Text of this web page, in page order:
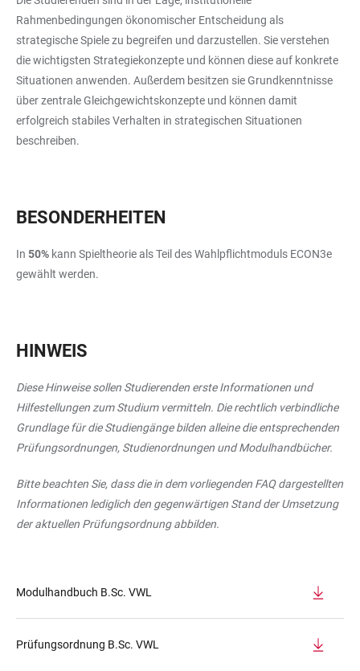
Rahmenbedingungen ökonomischer Entscheidung als
strategische Spiele zu begreifen und darzustellen. Sie verstehen
die wichtigsten Strategiekonzepte und können diese auf konkrete
Situationen anwenden. Außerdem besitzen sie Grundkenntnisse
über zentrale Gleichgewichtskonzepte und können damit
erfolgreich stabiles Verhalten in strategischen Situationen
beschreiben.
BESONDERHEITEN
In 50% kann Spieltheorie als Teil des Wahlpflichtmoduls ECON3e
gewählt werden.
HINWEIS
Diese Hinweise sollen Studierenden erste Informationen und
Hilfestellungen zum Studium vermitteln. Die rechtlich verbindliche
Grundlage für die Studiengänge bilden alleine die entsprechenden
Prüfungsordnungen, Studienordnungen und Modulhandbücher.
Bitte beachten Sie, dass die in dem vorliegenden FAQ dargestellten
Informationen lediglich den gegenwärtigen Stand der Umsetzung
der aktuellen Prüfungsordnung abbilden.
Modulhandbuch B.Sc. VWL
Prüfungsordnung B.Sc. VWL